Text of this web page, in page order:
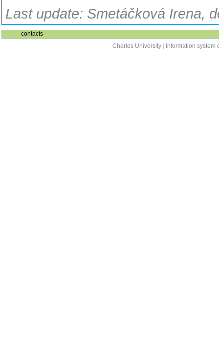
Last update: Smetáčková Irena,
contacts
Charles University
Information